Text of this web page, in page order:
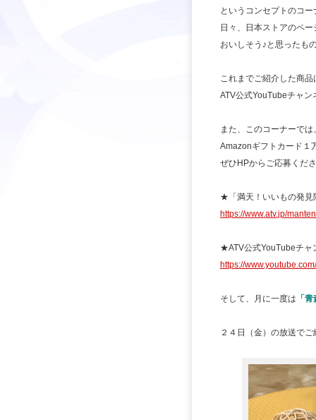
というコンセプトのコー
日々、日本ストアのペー
おいしそう♪と思ったも
これまでご紹介した商品
ATV公式YouTubeチャン
また、このコーナーでは
Amazonギフトカード１
ぜひHPからご応募くださ
★「満天！いいもの発見
https://www.atv.jp/
★ATV公式YouTubeチャ
https://
そして、月に一度は 「
２４日（金）の放送で